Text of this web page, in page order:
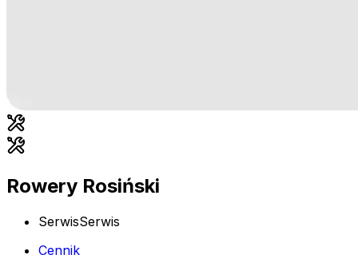
Rowery Rosiński
SerwisSerwis
Cennik